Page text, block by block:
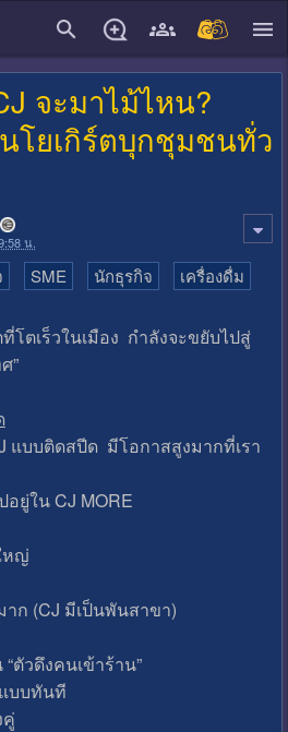
จะมาไม้ไหน?
โยเกิร์ตบุกชุมชนทั่ว
น.
SME นักธุรกิจ เครื่องดื่ม
โตเร็วในเมือง กำลังจะขยับไปสู่
”
แบบติดสปีด มีโอกาสสูงมากที่เรา
ยู่ใน CJ MORE
หญ่
ก (CJ มีเป็นพันสาขา)
วดึงคนเข้าร้าน”
บบทันที
close